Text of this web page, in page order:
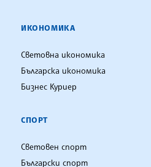
ИКОНОМИКА
Световна икономика
Българска икономика
Бизнес Куриер
СПОРТ
Световен спорт
Български спорт